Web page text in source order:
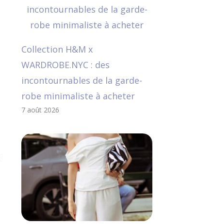
Collection H&M x
WARDROBE.NYC : des
incontournables de la garde-
robe minimaliste à acheter
7 août 2026